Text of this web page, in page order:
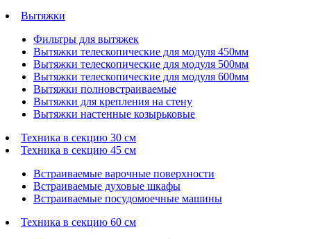
Вытяжки
Фильтры для вытяжек
Вытяжки телескопические для модуля 450мм
Вытяжки телескопические для модуля 500мм
Вытяжки телескопические для модуля 600мм
Вытяжки полновстраиваемые
Вытяжки для крепления на стену
Вытяжки настенные козырьковые
Техника в секцию 30 см
Техника в секцию 45 см
Встраиваемые варочные поверхности
Встраиваемые духовые шкафы
Встраиваемые посудомоечные машины
Техника в секцию 60 см